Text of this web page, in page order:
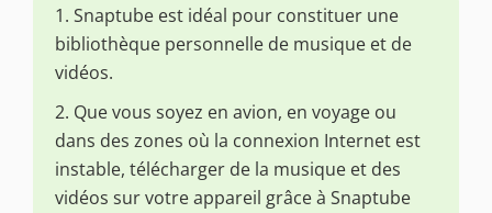
1. Snaptube est idéal pour constituer une
bibliothèque personnelle de musique et de
vidéos.
2. Que vous soyez en avion, en voyage ou
dans des zones où la connexion Internet est
instable, télécharger de la musique et des
vidéos sur votre appareil grâce à Snaptube